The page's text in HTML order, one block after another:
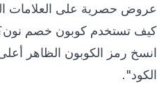
عروض حصرية على العلامات
كيف تستخدم كوبون خصم
انسخ رمز الكوبون الظاهر
الكود".